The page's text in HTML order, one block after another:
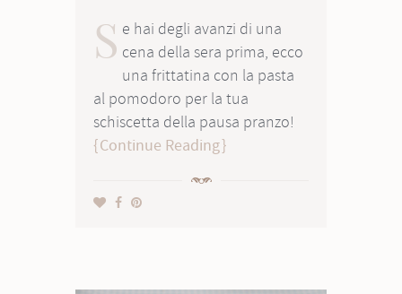
S e hai degli avanzi di una
cena della sera prima, ecco
una frittatina con la pasta
al pomodoro per la tua
schiscetta della pausa pranzo!
Continue Reading